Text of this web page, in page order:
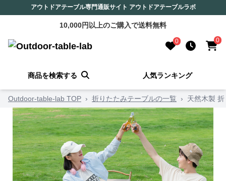
アウトドアテーブル専門通販サイト アウトドアテーブルラボ
10,000円以上のご購入で送料無料
0 0
商品を検索する 人気ランキング
Outdoor-table-lab TOP › 折りたたみテーブルの一覧 › 天然木製